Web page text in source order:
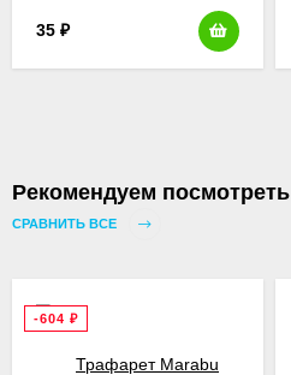
35 ₽
Рекомендуем посмотреть
СРАВНИТЬ ВСЕ
-604 ₽